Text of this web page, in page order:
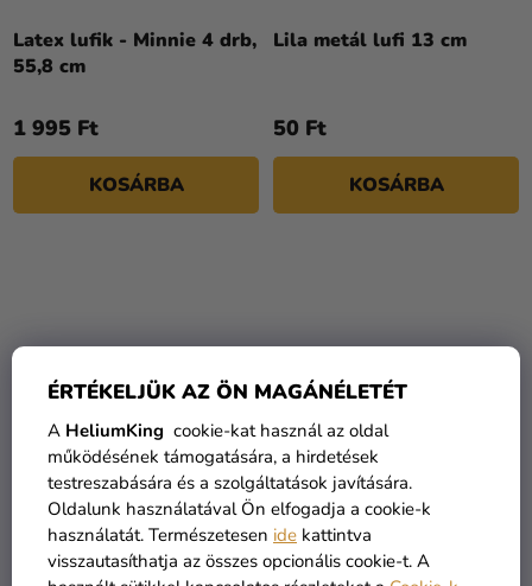
ÉRTÉKELJÜK AZ ÖN MAGÁNÉLETÉT
A HeliumKing cookie-kat használ az oldal
működésének támogatására, a hirdetések
testreszabására és a szolgáltatások javítására.
Oldalunk használatával Ön elfogadja a cookie-k
használatát. Természetesen ide kattintva
visszautasíthatja az összes opcionális cookie-t. A
Latex lufik - Minnie 4 drb,
55,8 cm
1 995 Ft
KOSÁRBA
Lila metál lufi 13 cm
50 Ft
KOSÁRBA
Lufi box - 5 Minnie Mouse
66 cm
Lufi box - Minnie Mouse
43 cm